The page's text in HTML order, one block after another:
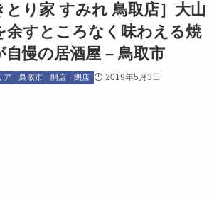
とり家 すみれ 鳥取店］大山
余すところなく味わえる焼
自慢の居酒屋 – 鳥取市
ア 鳥取市 開店・閉店 2019年5月3日